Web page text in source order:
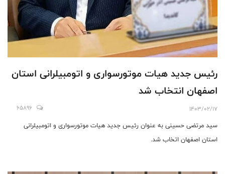
رئیس جدید هیات موتورسواری و اتومبیلرانی استان
اصفهان انتخاب شد
1403/02/17
65896
سید مرتضی حسینی به عنوان رئیس جدید هیات موتورسواری و اتومبیلرانی
استان اصفهان اتخاب شد.